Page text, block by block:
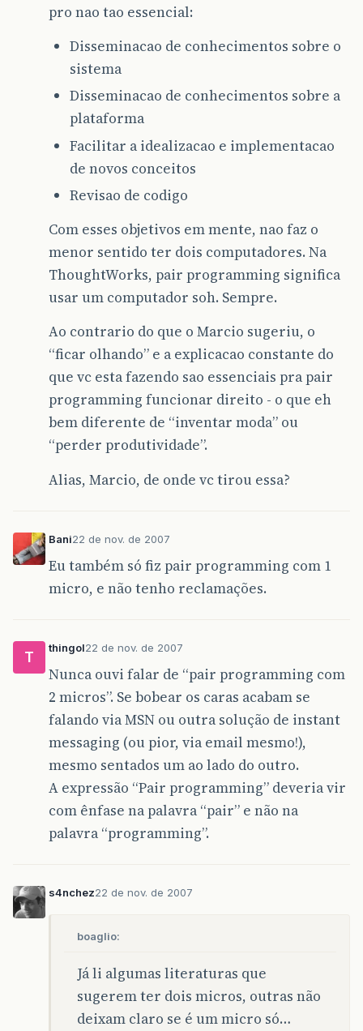
pro nao tao essencial:
Disseminacao de conhecimentos sobre o
sistema
Disseminacao de conhecimentos sobre a
plataforma
Facilitar a idealizacao e implementacao
de novos conceitos
Revisao de codigo
Com esses objetivos em mente, nao faz o
menor sentido ter dois computadores. Na
ThoughtWorks, pair programming significa
usar um computador soh. Sempre.
Ao contrario do que o Marcio sugeriu, o
“ficar olhando” e a explicacao constante do
que vc esta fazendo sao essenciais pra pair
programming funcionar direito - o que eh
bem diferente de “inventar moda” ou
“perder produtividade”.
Alias, Marcio, de onde vc tirou essa?
Bani22 de nov. de 2007
Eu também só fiz pair programming com 1
micro, e não tenho reclamações.
T
thingol22 de nov. de 2007
Nunca ouvi falar de “pair programming com
2 micros”. Se bobear os caras acabam se
falando via MSN ou outra solução de instant
messaging (ou pior, via email mesmo!),
mesmo sentados um ao lado do outro.
A expressão “Pair programming” deveria vir
com ênfase na palavra “pair” e não na
palavra “programming”.
s4nchez22 de nov. de 2007
boaglio:
Já li algumas literaturas que
sugerem ter dois micros, outras não
deixam claro se é um micro só…